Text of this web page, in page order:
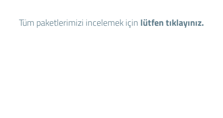
Tüm paketlerimizi incelemek için lütfen tıklayınız.